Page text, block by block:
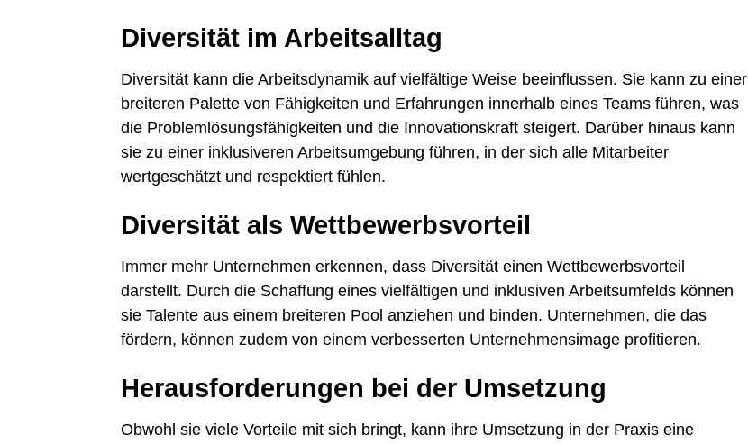
Diversität im Arbeitsalltag
Diversität kann die Arbeitsdynamik auf vielfältige Weise beeinflussen. Sie kann zu einer
breiteren Palette von Fähigkeiten und Erfahrungen innerhalb eines Teams führen, was
die Problemlösungsfähigkeiten und die Innovationskraft steigert. Darüber hinaus kann
sie zu einer inklusiveren Arbeitsumgebung führen, in der sich alle Mitarbeiter
wertgeschätzt und respektiert fühlen.
Diversität als Wettbewerbsvorteil
Immer mehr Unternehmen erkennen, dass Diversität einen Wettbewerbsvorteil
darstellt. Durch die Schaffung eines vielfältigen und inklusiven Arbeitsumfelds können
sie Talente aus einem breiteren Pool anziehen und binden. Unternehmen, die das
fördern, können zudem von einem verbesserten Unternehmensimage profitieren.
Herausforderungen bei der Umsetzung
Obwohl sie viele Vorteile mit sich bringt, kann ihre Umsetzung in der Praxis eine